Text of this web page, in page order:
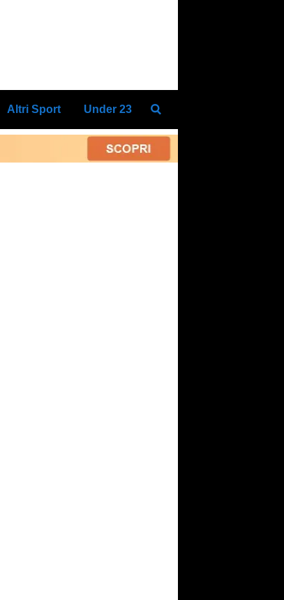
Altri Sport Under 23